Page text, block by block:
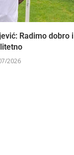
Radimo dobro i
2026